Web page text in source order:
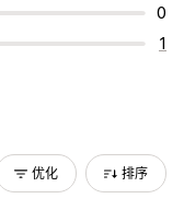
0
1
优化 排序